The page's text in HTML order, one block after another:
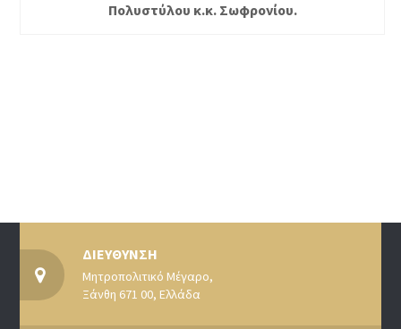
Πολυστύλου κ.κ. Σωφρονίου.
ΔΙΕΥΘΥΝΣΗ
Μητροπολιτικό Μέγαρο,
Ξάνθη 671 00, Ελλάδα